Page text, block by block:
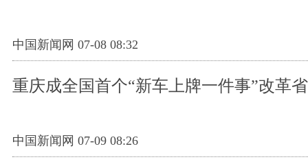
中国新闻网 07-08 08:32
重庆成全国首个“新车上牌一件事”改革
中国新闻网 07-09 08:26